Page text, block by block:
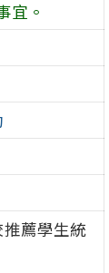
宜。
薦學生統